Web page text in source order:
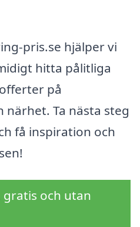
pris.se hjälper vi
hitta pålitliga
på
Ta nästa steg
få inspiration och
gratis och utan